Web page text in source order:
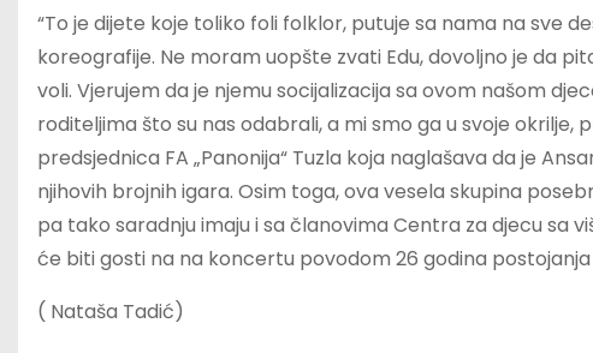
“To je dijete koje toliko foli folklor, putuje sa nama na sve
koreografije. Ne moram uopšte zvati Edu, dovoljno je da
voli. Vjerujem da je njemu socijalizacija sa ovom našom
roditeljima što su nas odabrali, a mi smo ga u svoje okrilje,
predsjednica FA „Panonija“ Tuzla koja naglašava da je
njihovih brojnih igara. Osim toga, ova vesela skupina
pa tako saradnju imaju i sa članovima Centra za djecu sa
će biti gosti na na koncertu povodom 26 godina
( Nataša Tadić)